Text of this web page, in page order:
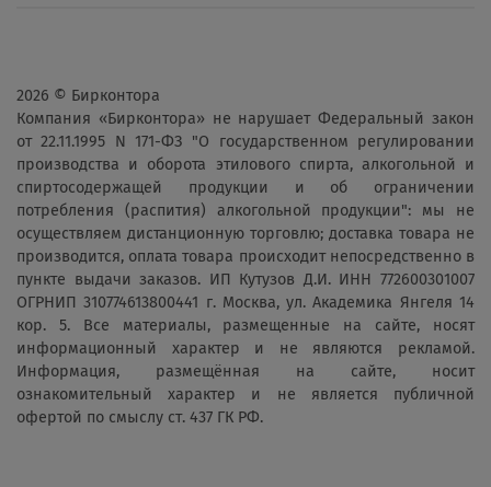
2026 © Бирконтора
Компания «Бирконтора» не нарушает Федеральный закон
от 22.11.1995 N 171-ФЗ "О государственном регулировании
производства и оборота этилового спирта, алкогольной и
спиртосодержащей продукции и об ограничении
потребления (распития) алкогольной продукции": мы не
осуществляем дистанционную торговлю; доставка товара не
производится, оплата товара происходит непосредственно в
пункте выдачи заказов. ИП Кутузов Д.И. ИНН 772600301007
ОГРНИП 310774613800441 г. Москва, ул. Академика Янгеля 14
кор. 5. Все материалы, размещенные на сайте, носят
информационный характер и не являются рекламой.
Информация, размещённая на сайте, носит
ознакомительный характер и не является публичной
офертой по смыслу ст. 437 ГК РФ.